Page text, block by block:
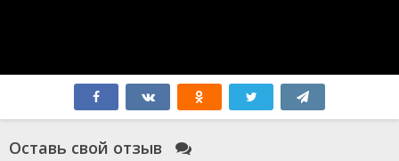
Оставь свой отзыв